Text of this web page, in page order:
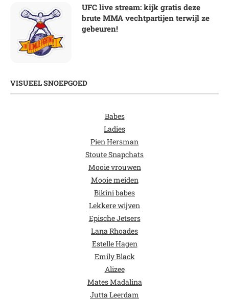
UFC live stream: kijk gratis deze
brute MMA vechtpartijen terwijl ze
gebeuren!
VISUEEL SNOEPGOED
Babes
Ladies
Pien Hersman
Stoute Snapchats
Mooie vrouwen
Mooie meiden
Bikini babes
Lekkere wijven
Epische Jetsers
Lana Rhoades
Estelle Hagen
Emily Black
Alizee
Mates Madalina
Jutta Leerdam